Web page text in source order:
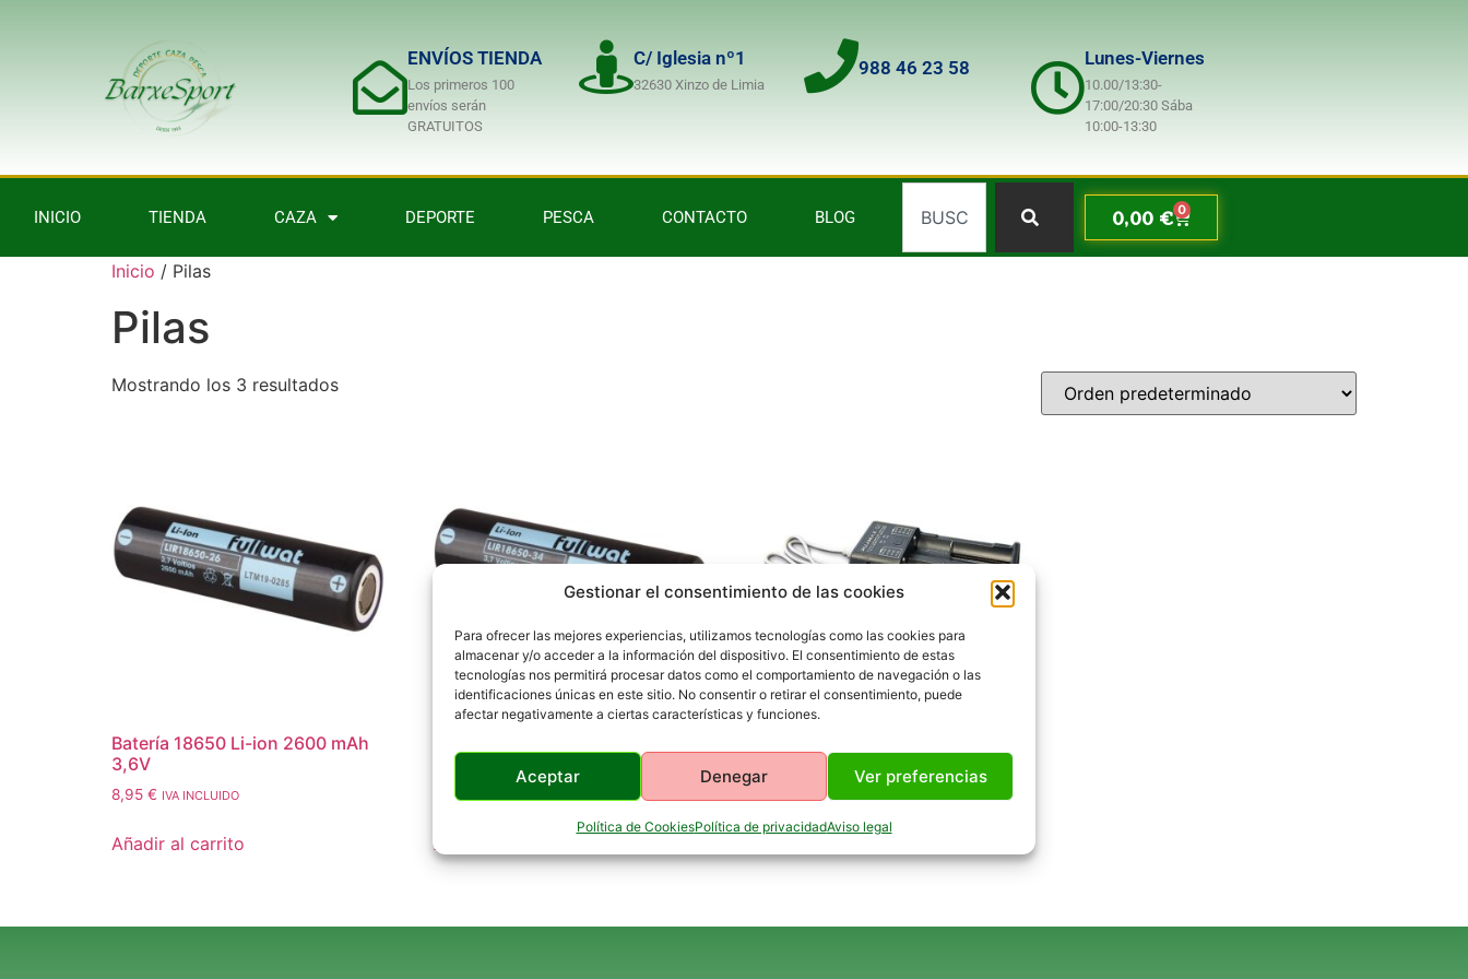
Gestionar el consentimiento de las cookies
Para ofrecer las mejores experiencias, utilizamos tecnologías como las cookies para
almacenar y/o acceder a la información del dispositivo. El consentimiento de estas
tecnologías nos permitirá procesar datos como el comportamiento de navegación o las
identificaciones únicas en este sitio. No consentir o retirar el consentimiento, puede
afectar negativamente a ciertas características y funciones.
Aceptar Denegar Ver preferencias
Política de CookiesPolítica de privacidadAviso legal
ENVÍOS TIENDA
Los primeros 100
envíos serán
GRATUITOS
C/ Iglesia nº1
32630 Xinzo de Limia
988 46 23 58 Lunes-Viernes
10.00/13:30-
17:00/20:30 Sába
10:00-13:30
INICIO TIENDA CAZA DEPORTE PESCA CONTACTO BLOG 0,00 € 0
Inicio / Pilas
Pilas
Mostrando los 3 resultados
Batería 18650 Li-ion 2600 mAh
3,6V
8,95 € IVA INCLUIDO
Añadir al carrito
3,6V
11,95
Añadir al carrito
IVA INCLUIDO